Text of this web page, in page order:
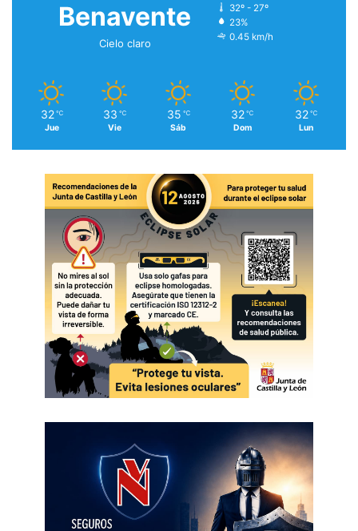
Benavente
Cielo claro
32º - 27º
23%
0.45 km/h
32 ℃
Jue
33 ℃
Vie
35 ℃
Sáb
32 ℃
Dom
32 ℃
Lun